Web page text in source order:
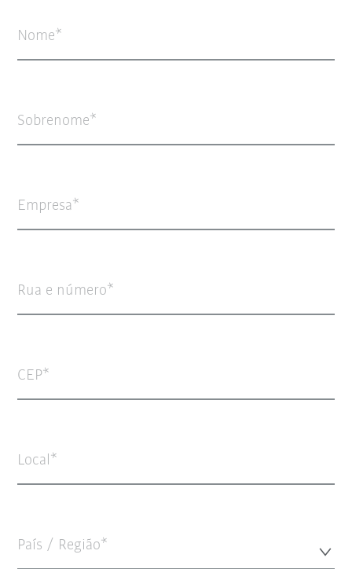
Nome
Sobrenome
Empresa
Rua e número
CEP
Local
País / Região*